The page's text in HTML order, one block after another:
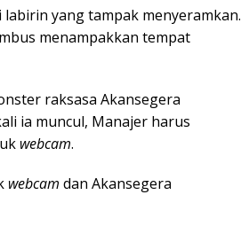
yang tampak menyeramkan.
menampakkan tempat
raksasa Akansegera
ia muncul, Manajer harus
webcam.
webcam dan Akansegera